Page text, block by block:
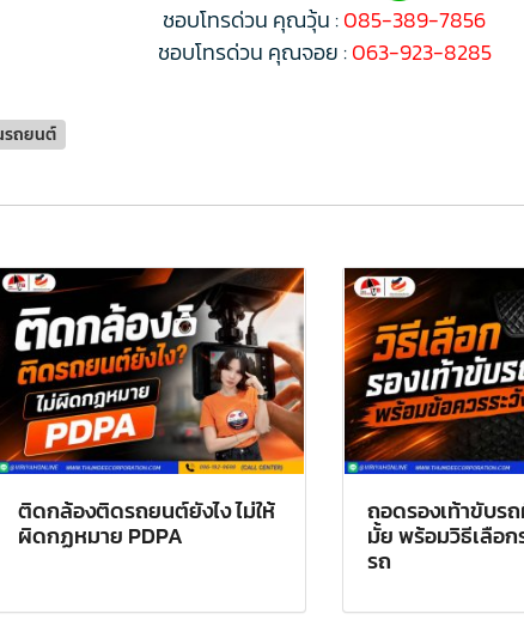
ชอบโทรด่วน คุณวุ้น :085-389-7856
ชอบโทรด่วน คุณจอย :063-923-8285
รถยนต์
ติดกล้องติดรถยนต์ยังไง ไม่ให้
ผิดกฏหมาย PDPA
ถอดรองเท้าขับร
มั้ย พร้อมวิธีเลือก
รถ